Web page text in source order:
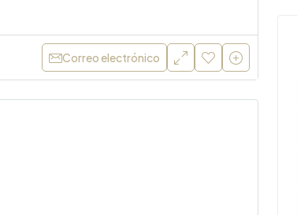
Correo electrónico